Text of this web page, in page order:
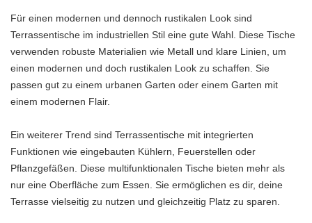
Für einen modernen und dennoch rustikalen Look sind
Terrassentische im industriellen Stil eine gute Wahl. Diese Tische
verwenden robuste Materialien wie Metall und klare Linien, um
einen modernen und doch rustikalen Look zu schaffen. Sie
passen gut zu einem urbanen Garten oder einem Garten mit
einem modernen Flair.
Ein weiterer Trend sind Terrassentische mit integrierten
Funktionen wie eingebauten Kühlern, Feuerstellen oder
Pflanzgefäßen. Diese multifunktionalen Tische bieten mehr als
nur eine Oberfläche zum Essen. Sie ermöglichen es dir, deine
Terrasse vielseitig zu nutzen und gleichzeitig Platz zu sparen.